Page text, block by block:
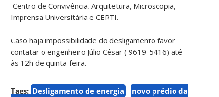
Centro de Convivência, Arquitetura, Microscopia,
Imprensa Universitária e CERTI.
Caso haja impossibilidade do desligamento favor
contatar o engenheiro Júlio César ( 9619-5416) até
às 12h de quinta-feira.
Tags: Desligamento de energia
novo prédio da